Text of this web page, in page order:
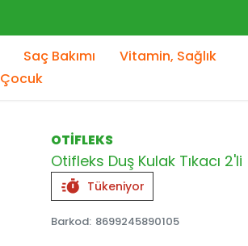
Saç Bakımı
Vitamin, Sağlık
Çocuk
OTİFLEKS
Otifleks Duş Kulak Tıkacı 2'li
Tükeniyor
Barkod: 8699245890105